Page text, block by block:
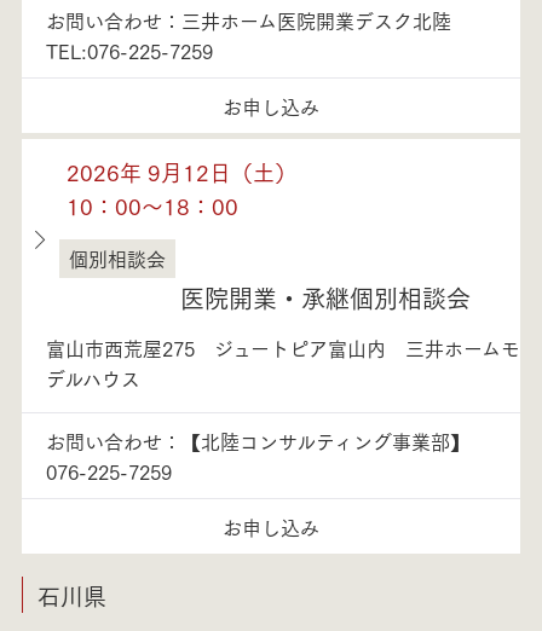
お問い合わせ：三井ホーム医院開業デスク北陸
TEL:076-225-7259
お申し込み
2026年 9月12日（土）
10：00～18：00
富山県
個別相談会
医院開業・承継個別相談会
富山市西荒屋275 ジュートピア富山内 三井ホームモ
デルハウス
お問い合わせ：【北陸コンサルティング事業部】
076-225-7259
お申し込み
石川県